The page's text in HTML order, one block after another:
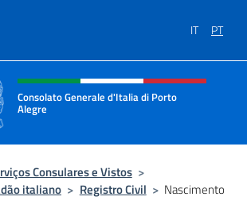
IT PT
cabeçalho do menu
Consolato Generale d'Italia di Porto
Alegre
Consulares e Vistos >
italiano > Registro Civil > Nascimento